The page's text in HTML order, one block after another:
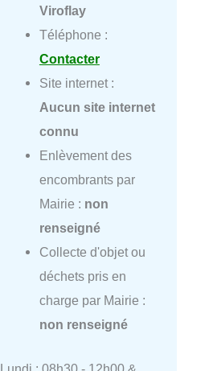
Viroflay
Téléphone :
Contacter
Site internet :
Aucun site internet
connu
Enlèvement des
encombrants par
Mairie : non
renseigné
Collecte d'objet ou
déchets pris en
charge par Mairie :
non renseigné